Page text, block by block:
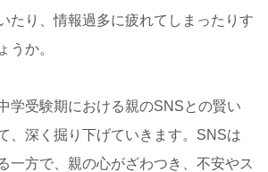
たり、情報過多に疲れてしまったりす
うか。
学受験期における親のSNSとの賢い
、深く掘り下げていきます。SNSは
一方で、親の心がざわつき、不安やス